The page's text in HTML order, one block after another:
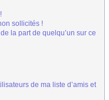
sollicités !
la part de quelqu’un sur ce
de ma liste d’amis et